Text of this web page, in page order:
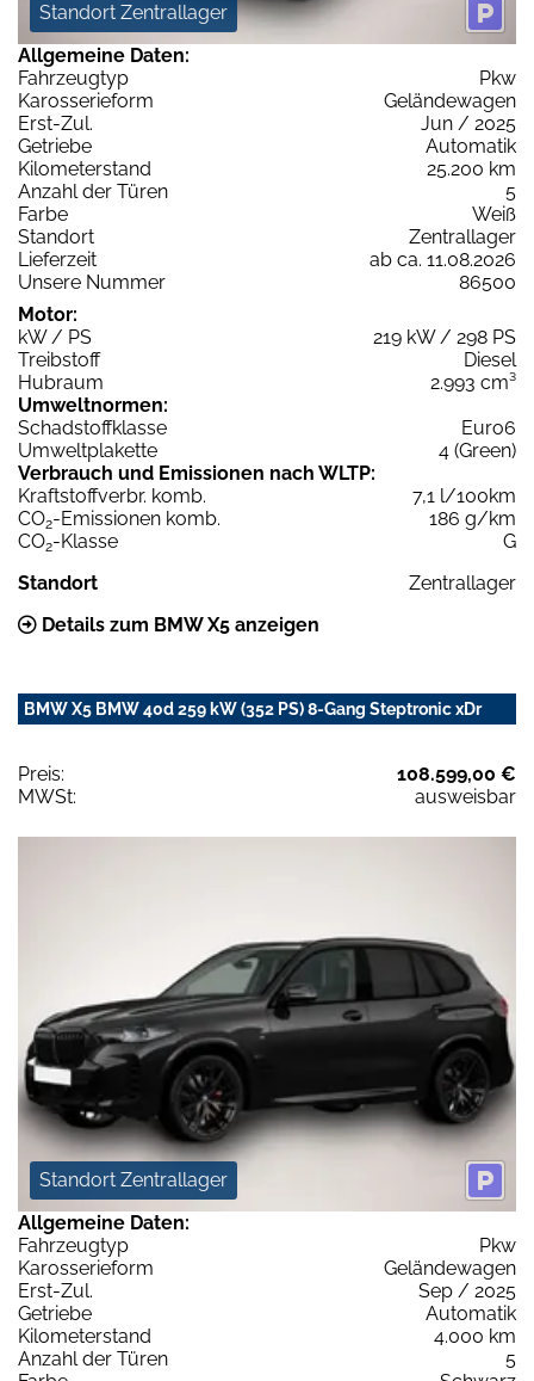
Standort Zentrallager
Allgemeine Daten:
Fahrzeugtyp
Pkw
Karosserieform
Geländewagen
Erst-Zul.
Jun / 2025
Getriebe
Automatik
Kilometerstand
25.200 km
Anzahl der Türen
5
Farbe
Weiß
Standort
Zentrallager
Lieferzeit
ab ca. 11.08.2026
Unsere Nummer
86500
Motor:
kW / PS
219 kW / 298 PS
Treibstoff
Diesel
Hubraum
2.993 cm³
Umweltnormen:
Schadstoffklasse
Euro6
Umweltplakette
4 (Green)
Verbrauch und Emissionen nach WLTP:
Kraftstoffverbr. komb.
7,1 l/100km
CO2-Emissionen komb.
186 g/km
CO2-Klasse
G
Standort
Zentrallager
Details zum BMW X5 anzeigen
BMW X5 BMW 40d 259 kW (352 PS) 8-Gang Steptronic xDr
Preis:
108.599,00 €
MWSt:
ausweisbar
Standort Zentrallager
Allgemeine Daten:
Fahrzeugtyp
Pkw
Karosserieform
Geländewagen
Erst-Zul.
Sep / 2025
Getriebe
Automatik
Kilometerstand
4.000 km
Anzahl der Türen
5